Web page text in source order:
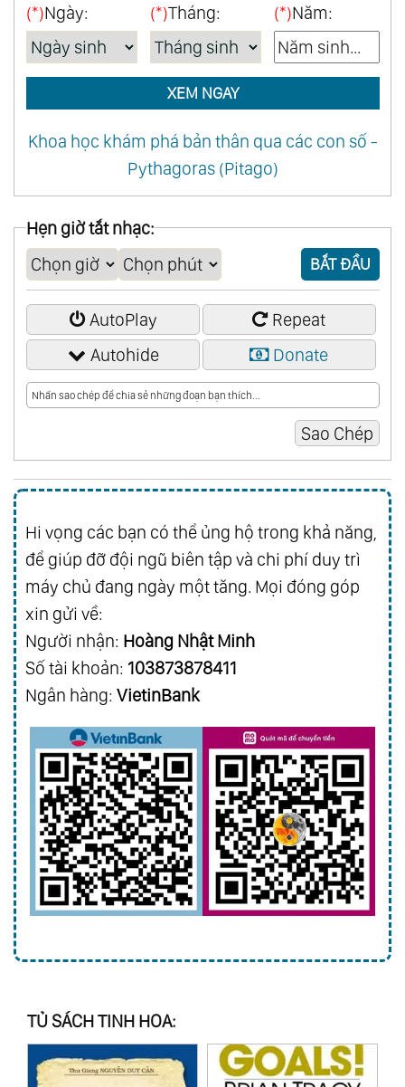
(*)Ngày: (*)Tháng: (*)Năm:
XEM NGAY
Khoa học khám phá bản thân qua các con số -
Pythagoras (Pitago)
Hẹn giờ tắt nhạc:
BẮT ĐẦU
AutoPlay
Repeat
Autohide
Donate
Hi vọng các bạn có thể ủng hộ trong khả năng,
để giúp đỡ đội ngũ biên tập và chi phí duy trì
máy chủ đang ngày một tăng. Mọi đóng góp
xin gửi về:
Người nhận: Hoàng Nhật Minh
Số tài khoản: 103873878411
Ngân hàng: VietinBank
TỦ SÁCH TINH HOA: